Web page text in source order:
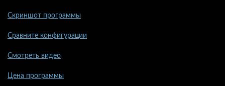
Скриншот программы
Сравните конфигурации
Смотреть видео
Цена программы